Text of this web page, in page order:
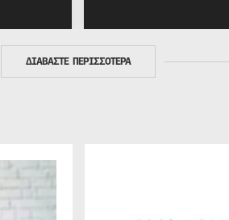
ΔΙΑΒΑΣΤΕ ΠΕΡΙΣΣΟΤΕΡΑ